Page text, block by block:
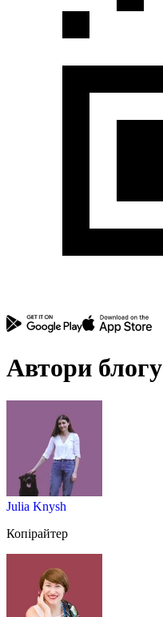
Автори блогу
Julia Knysh
Копірайтер